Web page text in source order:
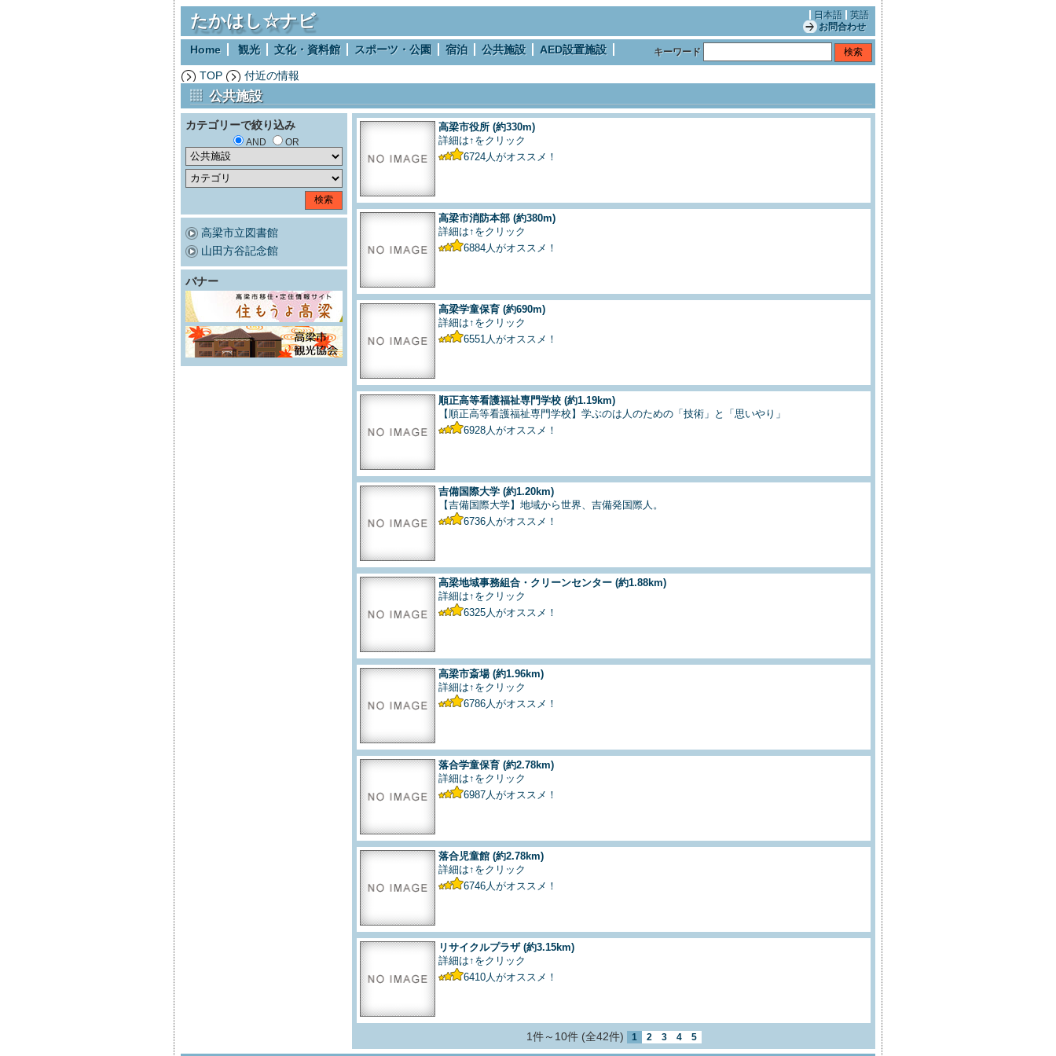
たかはし☆ナビ 日本語
英語
お問合わせ
Home 観光 文化・資料館 スポーツ・公園 宿泊 公共施設 AED設置施設 キーワード
TOP 付近の情報
公共施設
カテゴリーで絞り込み
AND OR
高梁市立図書館
山田方谷記念館
バナー
高梁市役所 (約330m)
詳細は↑をクリック
6724 人がオススメ！
高梁市消防本部 (約380m)
詳細は↑をクリック
6884 人がオススメ！
高梁学童保育 (約690m)
詳細は↑をクリック
6551 人がオススメ！
順正高等看護福祉専門学校 (約1.19km)
【順正高等看護福祉専門学校】学ぶのは人のための「技術」と「思いやり」
6928 人がオススメ！
吉備国際大学 (約1.20km)
【吉備国際大学】地域から世界、吉備発国際人。
6736 人がオススメ！
高梁地域事務組合・クリーンセンター (約1.88km)
詳細は↑をクリック
6325 人がオススメ！
高梁市斎場 (約1.96km)
詳細は↑をクリック
6786 人がオススメ！
落合学童保育 (約2.78km)
詳細は↑をクリック
6987 人がオススメ！
落合児童館 (約2.78km)
詳細は↑をクリック
6746 人がオススメ！
リサイクルプラザ (約3.15km)
詳細は↑をクリック
6410 人がオススメ！
1件～10件 (全42件) 1 2 3 4 5